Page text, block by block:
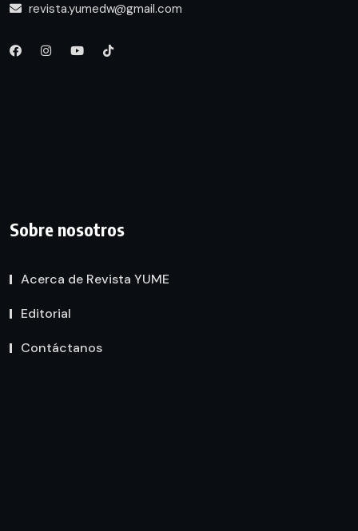
revista.yumedw@gmail.com
Sobre nosotros
Acerca de Revista YUME
Editorial
Contáctanos